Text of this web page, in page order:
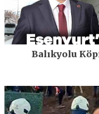
Balıkyolu